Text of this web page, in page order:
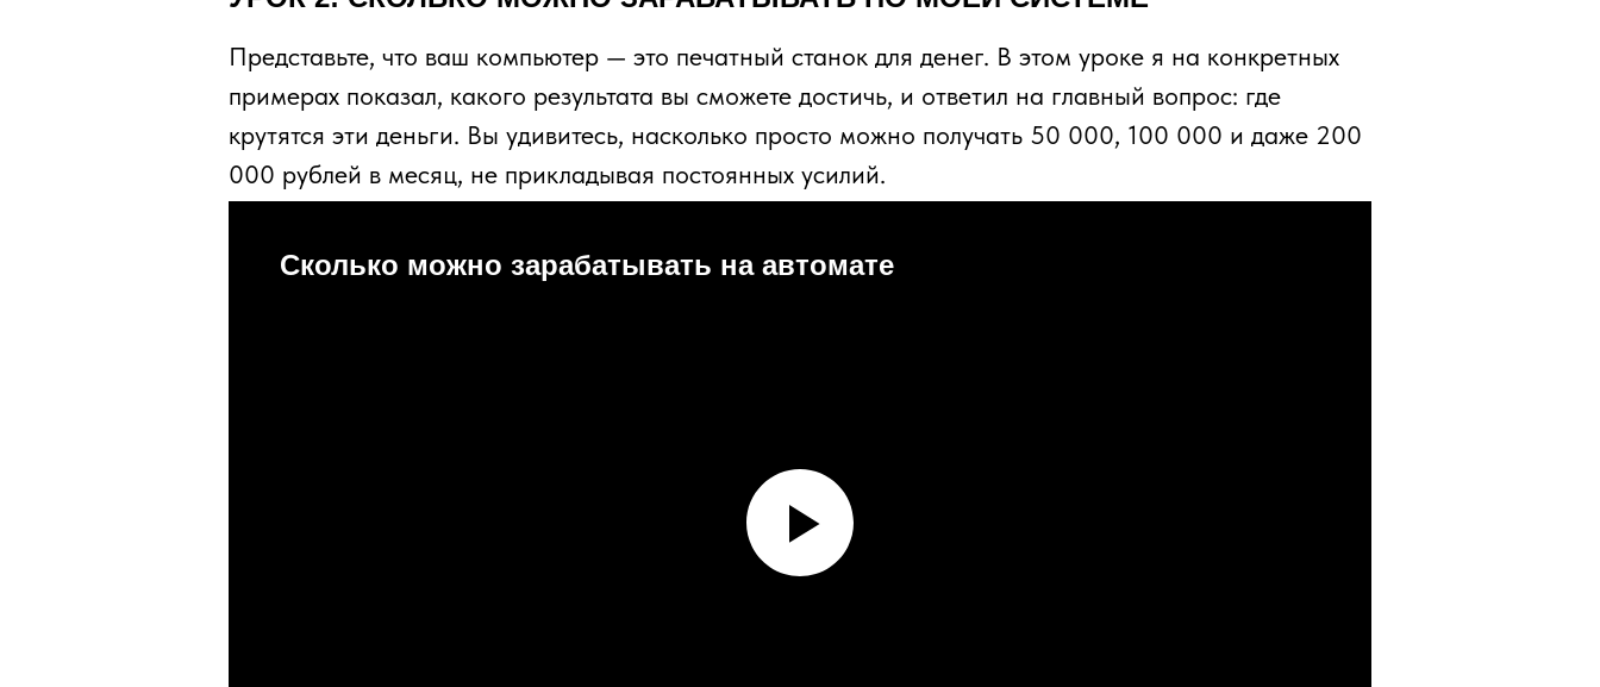
Представьте, что ваш компьютер — это печатный станок для денег. В этом уроке я на конкретных
примерах показал, какого результата вы сможете достичь, и ответил на главный вопрос: где
крутятся эти деньги. Вы удивитесь, насколько просто можно получать 50 000, 100 000 и даже 200
000 рублей в месяц, не прикладывая постоянных усилий.
Сколько можно зарабатывать на автомате